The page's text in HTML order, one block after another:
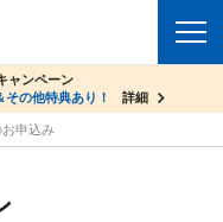
ス応援キャンペーン
詳細
ャンペーン
その他特典あり！ 詳細
お申込み